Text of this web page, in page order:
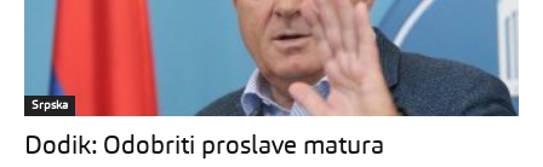
Srpska
Dodik: Odobriti proslave matura